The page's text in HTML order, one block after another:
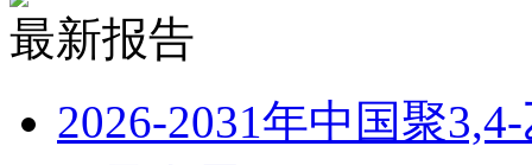
最新报告
2026-2031年中国聚